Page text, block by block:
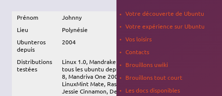
Prénom
Johnny
Lieu
Polynésie
Ubunteros
depuis
2004
Distributions
testées
Linux 1.0, Mandrake 7, Slackware 4, Knoppix/KLA,
tous les ubuntu depuis Hoary, Opensuze 10, Fedora
8, Mandriva One 2006, ZliTAZ, Tinycorelinux,
LinuxMint Mate, Raspbian, Ubuntu-Mate, Debian 8
Jessie Cinnamon, Debian mini 10
Votre découverte de Ubuntu
Votre expérience sur Ubuntu
Vos loisirs
Contacts
Brouillons uwiki
Brouillons tout court
Les docs disponibles